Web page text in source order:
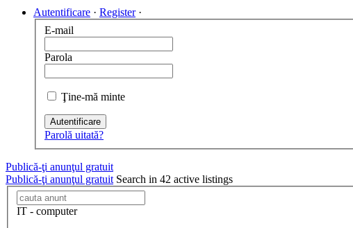
Autentificare · Register ·
E-mail
Parola
Ţine-mă minte
Autentificare
Parolă uitată?
Publică-ţi anunţul gratuit
Publică-ţi anunţul gratuit Search in 42 active listings
IT - computer